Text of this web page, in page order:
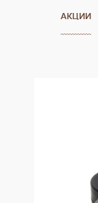
АКЦИИ